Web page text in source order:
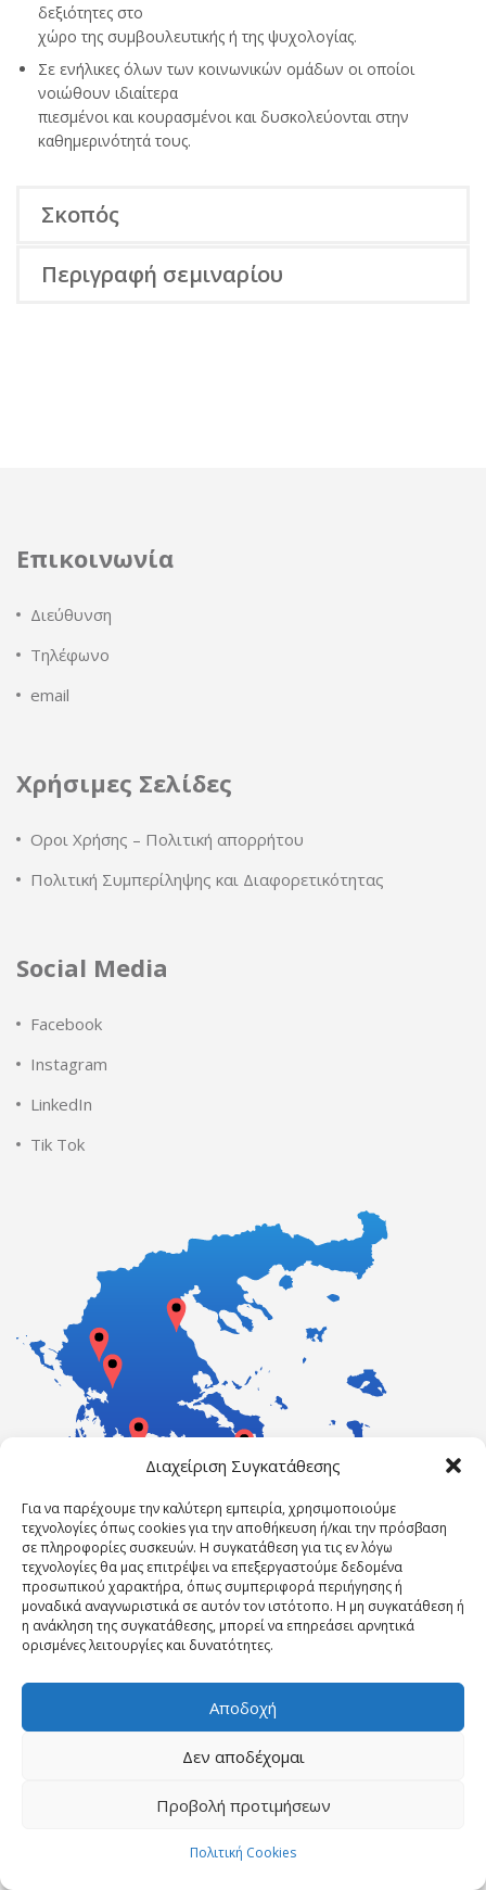
Διαχείριση Συγκατάθεσης
Για να παρέχουμε την καλύτερη εμπειρία, χρησιμοποιούμε
τεχνολογίες όπως cookies για την αποθήκευση ή/και την πρόσβαση
σε πληροφορίες συσκευών. Η συγκατάθεση για τις εν λόγω
τεχνολογίες θα μας επιτρέψει να επεξεργαστούμε δεδομένα
προσωπικού χαρακτήρα, όπως συμπεριφορά περιήγησης ή
μοναδικά αναγνωριστικά σε αυτόν τον ιστότοπο. Η μη συγκατάθεση ή
η ανάκληση της συγκατάθεσης, μπορεί να επηρεάσει αρνητικά
ορισμένες λειτουργίες και δυνατότητες.
Αποδοχή
Δεν αποδέχομαι
Προβολή προτιμήσεων
Πολιτική Cookies
δεξιότητες στο
χώρο της συμβουλευτικής ή της ψυχολογίας.
Σε ενήλικες όλων των κοινωνικών ομάδων οι οποίοι
νοιώθουν ιδιαίτερα
πιεσμένοι και κουρασμένοι και δυσκολεύονται στην
καθημερινότητά τους.
Σκοπός
Περιγραφή σεμιναρίου
Επικοινωνία
Διεύθυνση
Τηλέφωνο
email
Χρήσιμες Σελίδες
Οροι Χρήσης – Πολιτική απορρήτου
Πολιτική Συμπερίληψης και Διαφορετικότητας
Social Media
Facebook
Instagram
LinkedIn
Tik Tok
Powered by ErgasiaKEK
Η ΕΤΑΙΡΕΊΑ ΜΑΣ ΝΈΑ
ΕΠΙΚΟΙΝΩΝΊΑ